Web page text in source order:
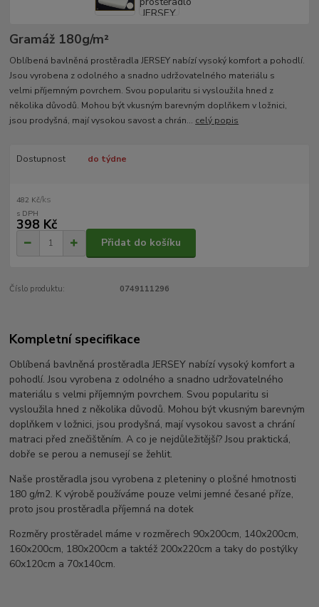
Gramáž 180g/m²­
Oblíbená bavlněná prostěradla JERSEY nabízí vysoký komfort a pohodlí.
Jsou vyrobena z odolného a snadno udržovatelného materiálu s
velmi příjemným povrchem. Svou popularitu si vysloužila hned z
několika důvodů. Mohou být vkusným barevným doplňkem v ložnici,
jsou prodyšná, mají vysokou savost a chrán... celý popis
Dostupnost do týdne
482 Kč/ks
398 Kč
Přidat do košíku
Číslo produktu: 0749111296
Kompletní specifikace
Oblíbená bavlněná prostěradla JERSEY nabízí vysoký komfort a
pohodlí. Jsou vyrobena z odolného a snadno udržovatelného
materiálu s velmi příjemným povrchem. Svou popularitu si
vysloužila hned z několika důvodů. Mohou být vkusným barevným
doplňkem v ložnici, jsou prodyšná, mají vysokou savost a chrání
matraci před znečištěním. A co je nejdůležitější? Jsou praktická,
dobře se perou a nemusejí se žehlit.
Naše prostěradla jsou vyrobena z pleteniny o plošné hmotnosti
180 g/m2. K výrobě používáme pouze velmi jemné česané příze,
proto jsou prostěradla příjemná na dotek
Rozměry prostěradel máme v rozměrech 90x200cm, 140x200cm,
160x200cm, 180x200cm a taktéž 200x220cm a taky do postýlky
60x120cm a 70x140cm.